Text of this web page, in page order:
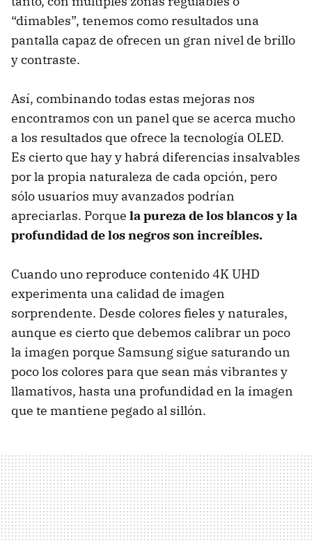
“dimables”, tenemos como resultados una
pantalla capaz de ofrecen un gran nivel de brillo
y contraste.
Así, combinando todas estas mejoras nos
encontramos con un panel que se acerca mucho
a los resultados que ofrece la tecnología OLED.
Es cierto que hay y habrá diferencias insalvables
por la propia naturaleza de cada opción, pero
sólo usuarios muy avanzados podrían
apreciarlas. Porque la pureza de los blancos y la
profundidad de los negros son increíbles.
Cuando uno reproduce contenido 4K UHD
experimenta una calidad de imagen
sorprendente. Desde colores fieles y naturales,
aunque es cierto que debemos calibrar un poco
la imagen porque Samsung sigue saturando un
poco los colores para que sean más vibrantes y
llamativos, hasta una profundidad en la imagen
que te mantiene pegado al sillón.